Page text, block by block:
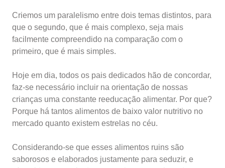
Criemos um paralelismo entre dois temas distintos, para
que o segundo, que é mais complexo, seja mais
facilmente compreendido na comparação com o
primeiro, que é mais simples.
Hoje em dia, todos os pais dedicados hão de concordar,
faz-se necessário incluir na orientação de nossas
crianças uma constante reeducação alimentar. Por que?
Porque há tantos alimentos de baixo valor nutritivo no
mercado quanto existem estrelas no céu.
Considerando-se que esses alimentos ruins são
saborosos e elaborados justamente para seduzir, e